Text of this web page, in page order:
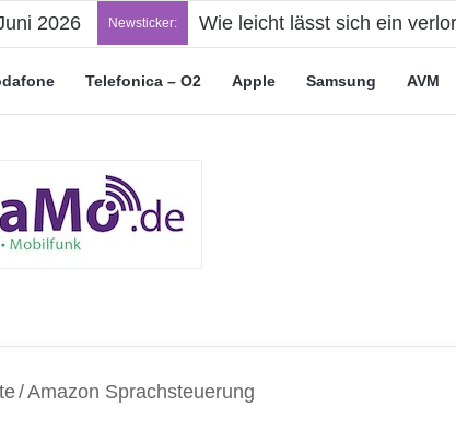
2026 Newsticker: „Junge Leute“-Tarife:
Telefonica – O2 Apple Samsung AVM
/Amazon Sprachsteuerung